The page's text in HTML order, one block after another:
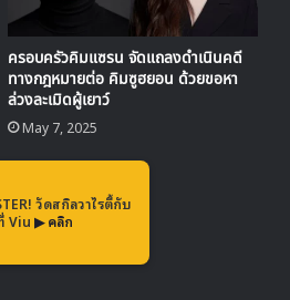
ครอบครัวคิมแซรน จัดแถลงดำเนินคดี
ทางกฎหมายต่อ คิมซูฮยอน ด้วยขอหา
ล่วงละเมิดผู้เยาว์
May 7, 2025
วัดสกิลวาไรตี้กับ
Viu ▶ คลิก